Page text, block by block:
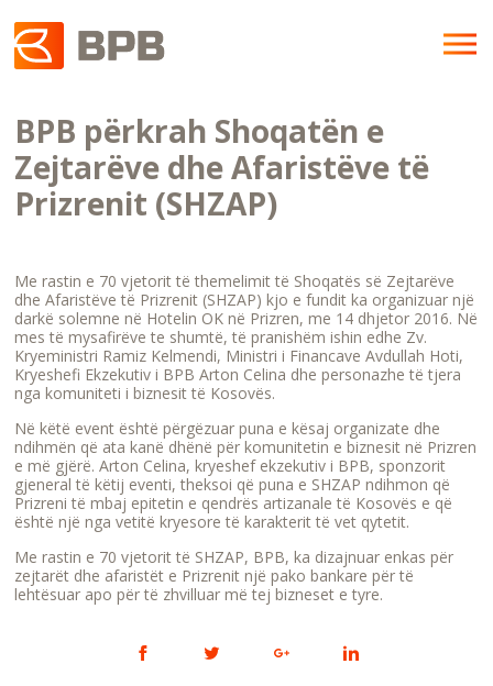
BPB përkrah Shoqatën e
Zejtarëve dhe Afaristëve të
Prizrenit (SHZAP)
Me rastin e 70 vjetorit të themelimit të Shoqatës së Zejtarëve
dhe Afaristëve të Prizrenit (SHZAP) kjo e fundit ka organizuar një
darkë solemne në Hotelin OK në Prizren, me 14 dhjetor 2016. Në
mes të mysafirëve te shumtë, të pranishëm ishin edhe Zv.
Kryeministri Ramiz Kelmendi, Ministri i Financave Avdullah Hoti,
Kryeshefi Ekzekutiv i BPB Arton Celina dhe personazhe të tjera
nga komuniteti i biznesit të Kosovës.
Në këtë event është përgëzuar puna e kësaj organizate dhe
ndihmën që ata kanë dhënë për komunitetin e biznesit në Prizren
e më gjërë. Arton Celina, kryeshef ekzekutiv i BPB, sponzorit
gjeneral të këtij eventi, theksoi që puna e SHZAP ndihmon që
Prizreni të mbaj epitetin e qendrës artizanale të Kosovës e që
është një nga vetitë kryesore të karakterit të vet qytetit.
Me rastin e 70 vjetorit të SHZAP, BPB, ka dizajnuar enkas për
zejtarët dhe afaristët e Prizrenit një pako bankare për të
lehtësuar apo për të zhvilluar më tej bizneset e tyre.